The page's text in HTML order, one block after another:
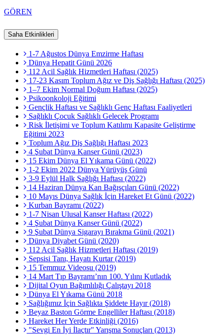
GÖREN
Saha Etkinlikleri
1-7 Ağustos Dünya Emzirme Haftası
Dünya Hepatit Günü 2026
112 Acil Sağlık Hizmetleri Haftası (2025)
17-23 Kasım Toplum Ağız ve Diş Sağlığı Haftası (2025)
1–7 Ekim Normal Doğum Haftası (2025)
Psikoonkoloji Eğitimi
Gençlik Haftası ve Sağlıklı Genç Haftası Faaliyetleri
Sağlıklı Çocuk Sağlıklı Gelecek Programı
Risk İletişimi ve Toplum Katılımı Kapasite Geliştirme
Eğitimi 2023
Toplum Ağız Diş Sağlığı Haftası 2023
4 Şubat Dünya Kanser Günü (2023)
15 Ekim Dünya El Yıkama Günü (2022)
1-2 Ekim 2022 Dünya Yürüyüş Günü
3-9 Eylül Halk Sağlığı Haftası (2022)
14 Haziran Dünya Kan Bağışçıları Günü (2022)
10 Mayıs Dünya Sağlık İçin Hareket Et Günü (2022)
Kurban Bayramı (2022)
1-7 Nisan Ulusal Kanser Haftası (2022)
4 Şubat Dünya Kanser Günü (2022)
9 Şubat Dünya Sigarayı Bırakma Günü (2021)
Dünya Diyabet Günü (2020)
112 Acil Sağlık Hizmetleri Haftası (2019)
Sepsisi Tanı, Hayatı Kurtar (2019)
15 Temmuz Videosu (2019)
14 Mart Tıp Bayramı’nın 100. Yılını Kutladık
Dijital Oyun Bağımlılığı Çalıştayı 2018
Dünya El Yıkama Günü 2018
Sağlığımız İçin Sağlıkta Şiddete Hayır (2018)
Beyaz Baston Görme Engelliler Haftası (2018)
Hareket Her Yerde Etkinliği (2016)
"Sevgi En İyi İlaçtır" Yarışma Sonuçları (2013)